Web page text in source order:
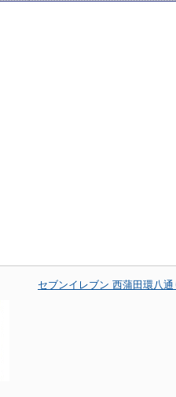
セブンイレブン 西蒲田環八